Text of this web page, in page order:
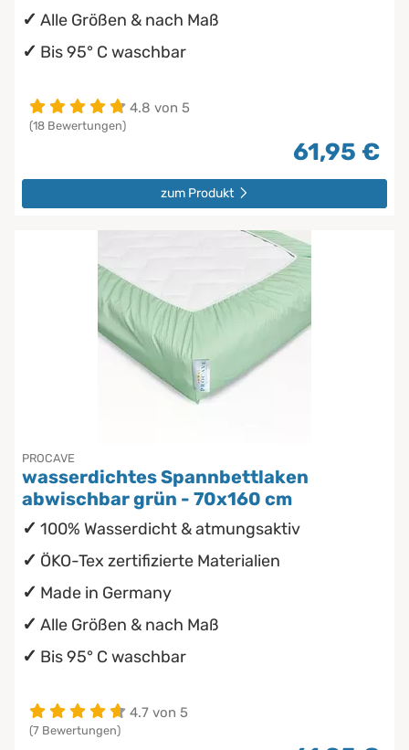
Alle Größen & nach Maß
Bis 95° C waschbar
4.8 von 5
(18 Bewertungen)
61,95 €
zum Produkt
PROCAVE
wasserdichtes Spannbettlaken
abwischbar grün - 70x160 cm
100% Wasserdicht & atmungsaktiv
ÖKO-Tex zertifizierte Materialien
Made in Germany
Alle Größen & nach Maß
Bis 95° C waschbar
4.7 von 5
(7 Bewertungen)